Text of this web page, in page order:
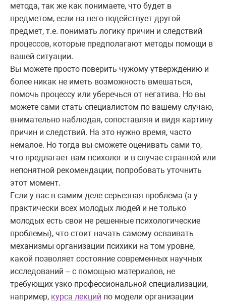
метода, так же как понимаете, что будет в
предметом, если на него подействует другой
предмет, т.е. понимать логику причин и следствий
процессов, которые предполагают методы помощи в
вашей ситуации.
Вы можете просто поверить чужому утверждению и
более никак не иметь возможность вмешаться,
помочь процессу или уберечься от негатива. Но вы
можете сами стать специалистом по вашему случаю,
внимательно наблюдая, сопоставляя и видя картину
причин и следствий. На это нужно время, часто
немалое. Но тогда вы сможете оценивать сами то,
что предлагает вам психолог и в случае странной или
непонятной рекомендации, попробовать уточнить
этот момент.
Если у вас в самим деле серьезная проблема (а у
практически всех молодых людей и не только
молодых есть свои не решенные психологические
проблемы), что стоит начать самому осваивать
механизмы организации психики на том уровне,
какой позволяет состояние современных научных
исследований – с помощью материалов, не
требующих узко-профессиональной специализации,
например, курса лекций по модели организации